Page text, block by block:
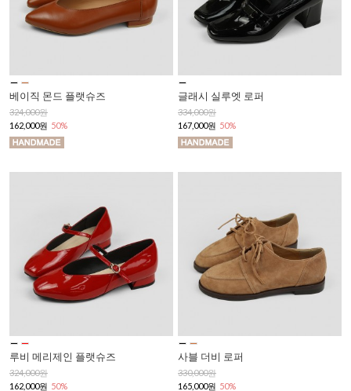
베이직 몬드 플랫슈즈
324,000원
162,000원 50%
글래시 실루엣 로퍼
334,000원
167,000원 50%
루비 메리제인 플랫슈즈
324,000원
162,000원 50%
사블 더비 로퍼
330,000원
165,000원 50%